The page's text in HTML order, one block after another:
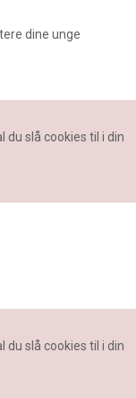
dine unge
du slå cookies til i din
du slå cookies til i din